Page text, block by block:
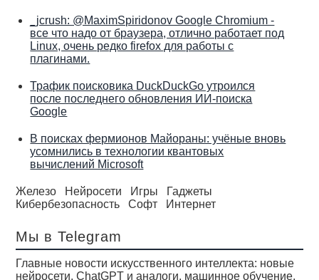
_jcrush: @MaximSpiridonov Google Chromium -
все что надо от браузера, отлично работает под
Linux, очень редко firefox для работы с
плагинами.
Трафик поисковика DuckDuckGo утроился
после последнего обновления ИИ-поиска
Google
В поисках фермионов Майораны: учёные вновь
усомнились в технологии квантовых
вычислений Microsoft
Железо Нейросети Игры
Гаджеты
Кибербезопасность
Софт Интернет
Мы в Telegram
Главные новости искусственного интеллекта: новые
нейросети, ChatGPT и аналоги, машинное обучение,